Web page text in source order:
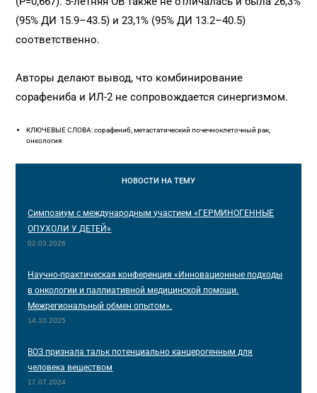
(95% ДИ 15.9–43.5) и 23,1% (95% ДИ 13.2–40.5)
соответственно.
Авторы делают вывод, что комбинирование
сорафениба и ИЛ-2 не сопровождается синергизмом.
КЛЮЧЕВЫЕ СЛОВА: сорафениб, метастатический почечноклеточный рак,
онкология
НОВОСТИ НА ТЕМУ
Симпозиум с международным участием «ГЕРМИНОГЕННЫЕ
ОПУХОЛИ У ДЕТЕЙ»
02.03.2026
Научно-практическая конференция «Инновационные подходы
в онкологии и паллиативной медицинской помощи.
Межрегиональный обмен опытом».
14.10.2025
ВОЗ признала тальк потенциально канцерогенным для
человека веществом
17.07.2024